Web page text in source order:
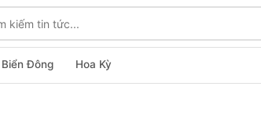
Biển Đông Hoa Kỳ